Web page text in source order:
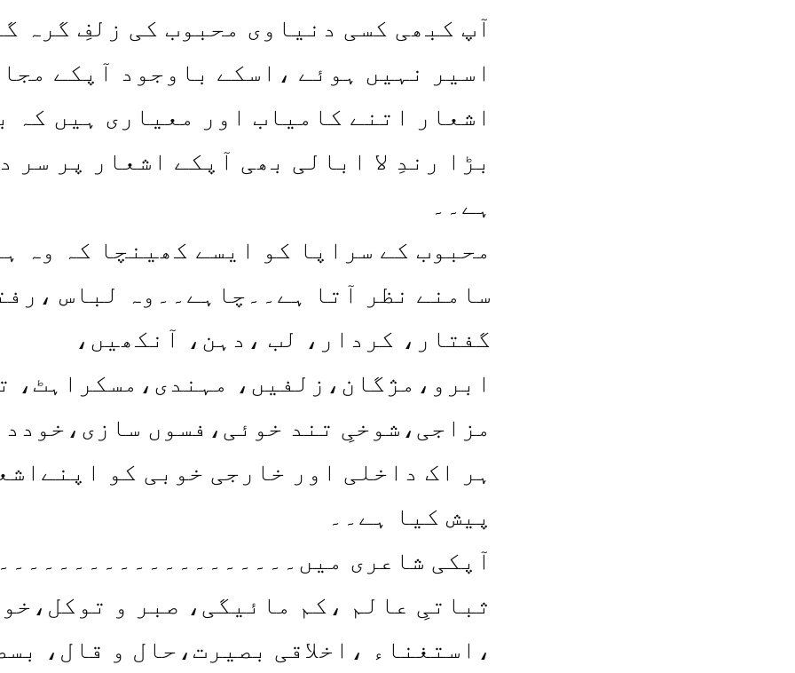
آپ کبھی کسی دنیاوی محبوب کی زلفِ گرہ
اسیر نہیں ہوئے ،اسکے باوجود آپکے
اشعار اتنے کامیاب اور معیاری ہیں کہ
بڑا رندِ لا ابالی بھی آپکے اشعار پر سر
ہے۔۔
محبوب کے سراپا کو ایسے کھینچا کہ وہ
سامنے نظر آتا ہے۔۔چاہے۔۔وہ لباس
گفتار، کردار، لب ،دہن، آنکھیں،
ابرو،مژگان،زلفیں، مہندی،مسکراہٹ،
مزاجی،شوخیِ تند خوئی،فسوں
ہر اک داخلی اور خارجی خوبی کو
پیش کیا ہے۔۔
آپکی شاعری
ثباتیِ عالم ،کم مائیگی، صبر و
،استغناء ،اخلاقی بصیرت،حال و قال،